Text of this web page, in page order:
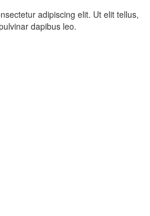
adipiscing elit. Ut elit tellus,
dapibus leo.